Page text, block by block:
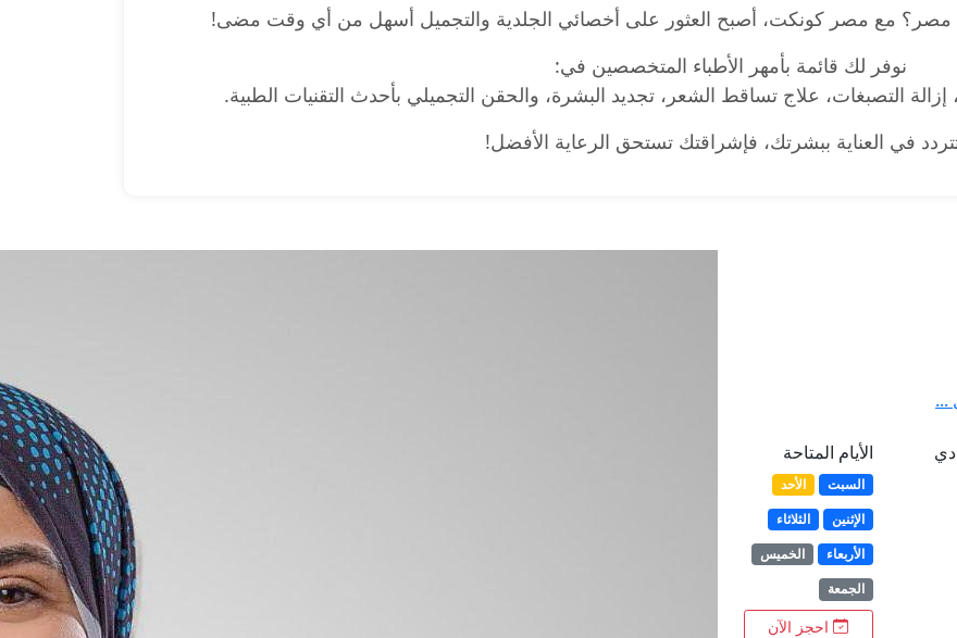
مع مصر كونكت، أصبح العثور على أخصائي الجلدية والتجميل أسهل من أي وقت مضى!
نوفر لك قائمة بأمهر الأطباء المتخصصين في:
التصبغات، علاج تساقط الشعر، تجديد البشرة، والحقن التجميلي بأحدث التقنيات الطبية.
في العناية ببشرتك، فإشراقتك تستحق الرعاية الأفضل!
...
الأيام المتاحة
السبت
الأحد
الإثنين
الثلاثاء
الأربعاء
الخميس
الجمعة
احجز الآن